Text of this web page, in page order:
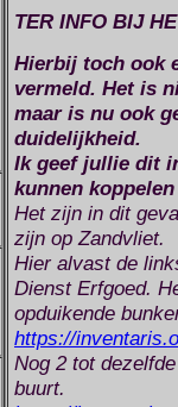
TER INFO BIJ
Hierbij toch ook
vermeld. Het is
maar is nu ook
duidelijkheid.
Ik geef jullie dit
kunnen
Het zijn in dit
zijn op Zandvliet.
Hier alvast de
Dienst Erfgoed.
opduikende
https://
Nog 2 tot
buurt.